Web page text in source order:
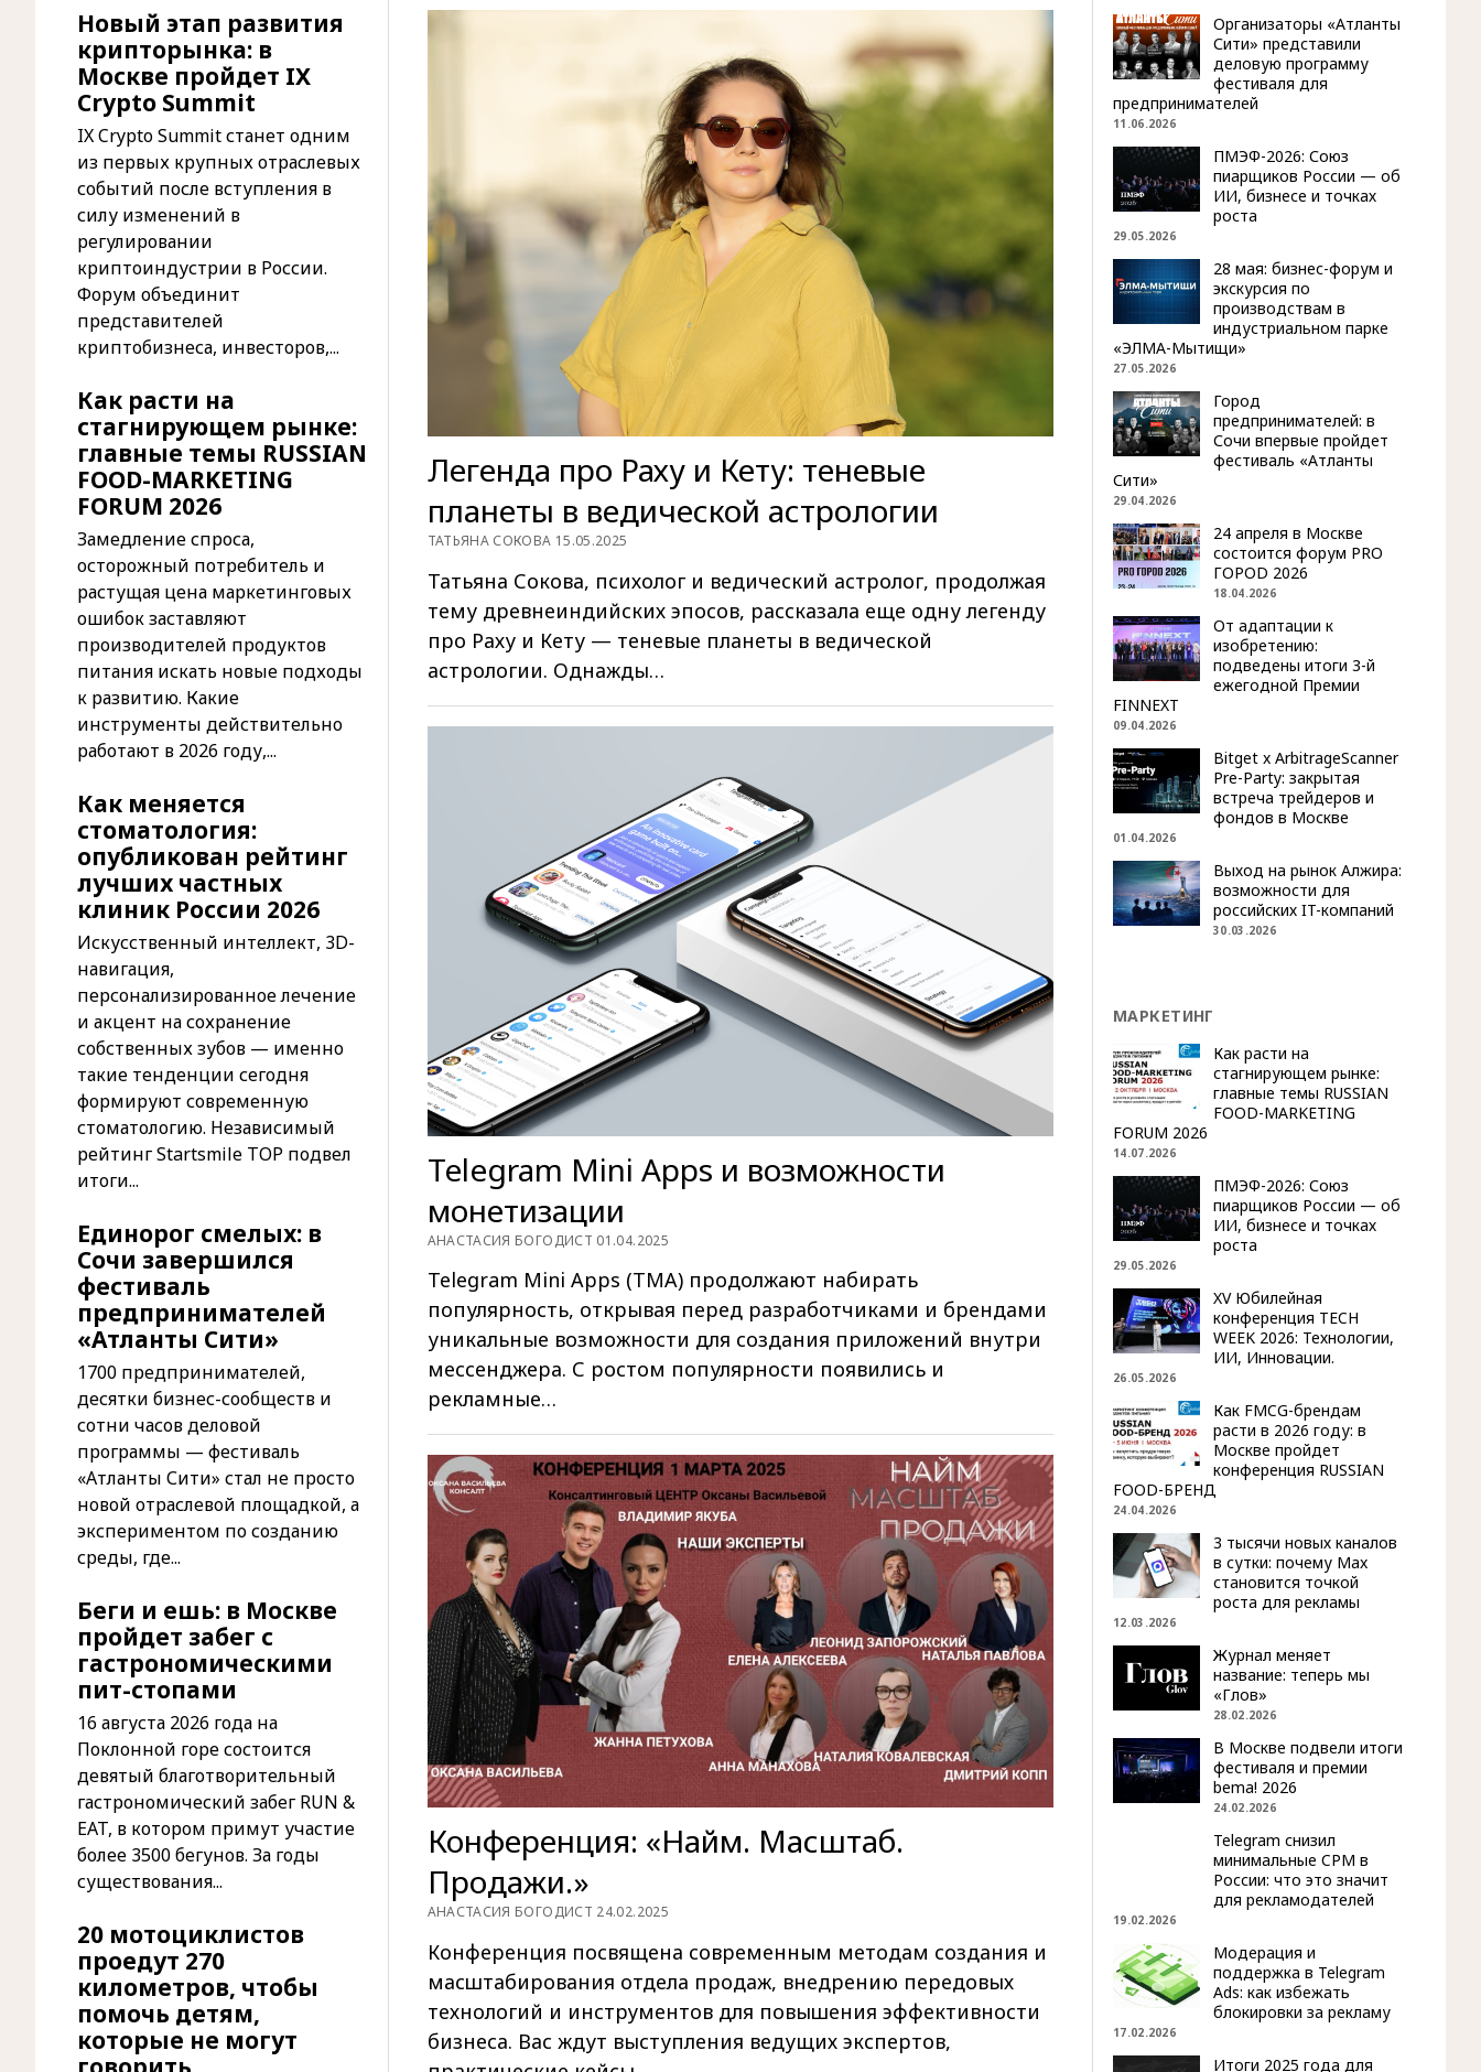
Новый этап развития
крипторынка: в
Москве пройдет IX
Crypto Summit
IX Crypto Summit станет одним
из первых крупных отраслевых
событий после вступления в
силу изменений в
регулировании
криптоиндустрии в России.
Форум объединит
представителей
криптобизнеса, инвесторов,...
Как расти на
стагнирующем рынке:
главные темы RUSSIAN
FOOD-MARKETING
FORUM 2026
Замедление спроса,
осторожный потребитель и
растущая цена маркетинговых
ошибок заставляют
производителей продуктов
питания искать новые подходы
к развитию. Какие
инструменты действительно
работают в 2026 году,...
Как меняется
стоматология:
опубликован рейтинг
лучших частных
клиник России 2026
Искусственный интеллект, 3D-
навигация,
персонализированное лечение
и акцент на сохранение
собственных зубов — именно
такие тенденции сегодня
формируют современную
стоматологию. Независимый
рейтинг Startsmile TOP подвел
итоги...
Единорог смелых: в
Сочи завершился
фестиваль
предпринимателей
«Атланты Сити»
1700 предпринимателей,
десятки бизнес-сообществ и
сотни часов деловой
программы — фестиваль
«Атланты Сити» стал не просто
новой отраслевой площадкой, а
экспериментом по созданию
среды, где...
Беги и ешь: в Москве
пройдет забег с
гастрономическими
пит-стопами
16 августа 2026 года на
Поклонной горе состоится
девятый благотворительный
гастрономический забег RUN &
EAT, в котором примут участие
более 3500 бегунов. За годы
существования...
20 мотоциклистов
проедут 270
километров, чтобы
помочь детям,
которые не могут
Легенда про Раху и Кету: теневые
планеты в ведической астрологии
ТАТЬЯНА СОКОВА 15.05.2025
Татьяна Сокова, психолог и ведический астролог, продолжая
тему древнеиндийских эпосов, рассказала еще одну легенду
про Раху и Кету — теневые планеты в ведической
астрологии. Однажды…
Telegram Mini Apps и возможности
монетизации
АНАСТАСИЯ БОГОДИСТ 01.04.2025
Telegram Mini Apps (TMA) продолжают набирать
популярность, открывая перед разработчиками и брендами
уникальные возможности для создания приложений внутри
мессенджера. С ростом популярности появились и
рекламные…
Конференция: «Найм. Масштаб.
Продажи.»
АНАСТАСИЯ БОГОДИСТ 24.02.2025
Конференция посвящена современным методам создания и
масштабирования отдела продаж, внедрению передовых
технологий и инструментов для повышения эффективности
бизнеса. Вас ждут выступления ведущих экспертов,
Организаторы «Атланты
Сити» представили
деловую программу
фестиваля для
предпринимателей
11.06.2026
ПМЭФ-2026: Союз
пиарщиков России — об
ИИ, бизнесе и точках
роста
29.05.2026
28 мая: бизнес-форум и
экскурсия по
производствам в
индустриальном парке
«ЭЛМА-Мытищи»
27.05.2026
Город
предпринимателей: в
Сочи впервые пройдет
фестиваль «Атланты
Сити»
29.04.2026
24 апреля в Москве
состоится форум PRO
ГОРОD 2026
18.04.2026
От адаптации к
изобретению:
подведены итоги 3-й
ежегодной Премии
FINNEXT
09.04.2026
Bitget x ArbitrageScanner
Pre-Party: закрытая
встреча трейдеров и
фондов в Москве
01.04.2026
Выход на рынок Алжира:
возможности для
российских IT-компаний
30.03.2026
МАРКЕТИНГ
Как расти на
стагнирующем рынке:
главные темы RUSSIAN
FOOD-MARKETING
FORUM 2026
14.07.2026
ПМЭФ-2026: Союз
пиарщиков России — об
ИИ, бизнесе и точках
роста
29.05.2026
XV Юбилейная
конференция TECH
WEEK 2026: Технологии,
ИИ, Инновации.
26.05.2026
Как FMCG-брендам
расти в 2026 году: в
Москве пройдет
конференция RUSSIAN
FOOD-БРЕНД
24.04.2026
3 тысячи новых каналов
в сутки: почему Max
становится точкой
роста для рекламы
12.03.2026
Журнал меняет
название: теперь мы
«Глов»
28.02.2026
В Москве подвели итоги
фестиваля и премии
bema! 2026
24.02.2026
Telegram снизил
минимальные CPM в
России: что это значит
для рекламодателей
19.02.2026
Модерация и
поддержка в Telegram
Ads: как избежать
блокировки за рекламу
17.02.2026
Итоги 2025 года для